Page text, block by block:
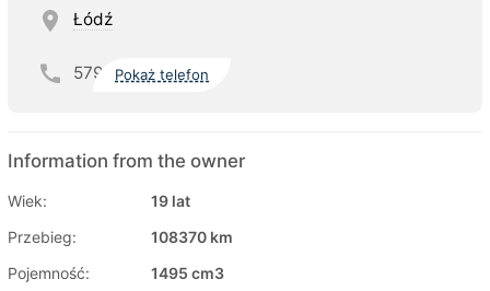
Łódź
579 Pokaż telefon
Information from the owner
Wiek:
19 lat
Przebieg:
108370 km
Pojemność:
1495 cm3